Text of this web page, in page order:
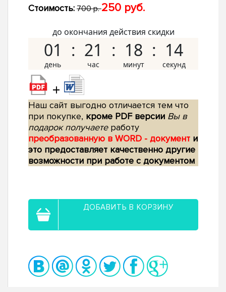
Стоимость: 700 р.250 руб.
до окончания действия скидки
01 21 18 13
+
Наш сайт выгодно отличается тем что
при покупке, кроме PDF версии Вы в
подарок получаетеработу
преобразованную в WORD - документ и
это предоставляет качественно другие
возможности при работе с документом
ДОБАВИТЬ В КОРЗИНУ